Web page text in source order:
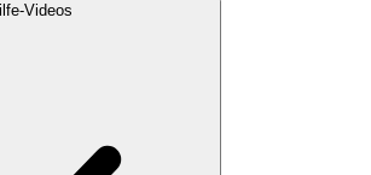
Videos